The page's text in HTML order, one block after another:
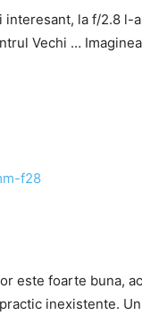
la f/2.8 l-
Vechi …
este foarte buna,
inexistente.